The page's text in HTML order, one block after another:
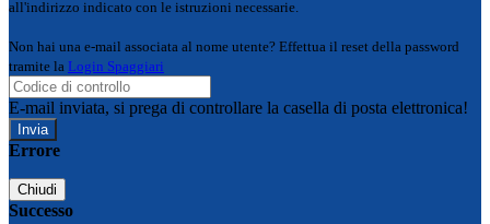
all'indirizzo indicato con le istruzioni necessarie.
Non hai una e-mail associata al nome utente? Effettua il reset della password
tramite la Login Spaggiari
E-mail inviata, si prega di controllare la casella di posta elettronica!
Errore
Chiudi
Successo